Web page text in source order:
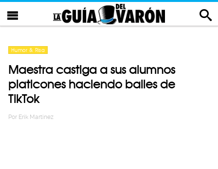
Humor & Risa
Maestra castiga a sus alumnos
platicones haciendo bailes de
TikTok
Por Erik Martinez